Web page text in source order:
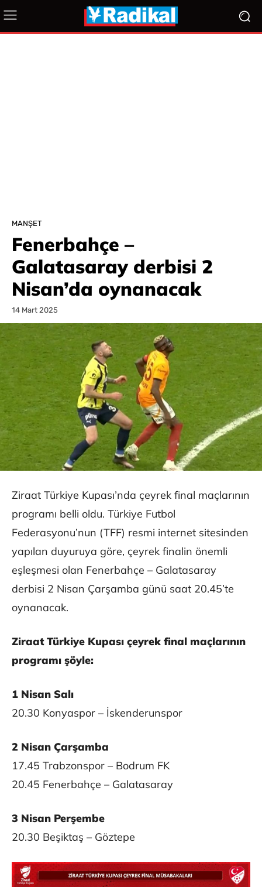
MANŞET
Fenerbahçe –
Galatasaray derbisi 2
Nisan’da oynanacak
14 Mart 2025
Ziraat Türkiye Kupası’nda çeyrek final maçlarının
programı belli oldu. Türkiye Futbol
Federasyonu’nun (TFF) resmi internet sitesinden
yapılan duyuruya göre, çeyrek finalin önemli
eşleşmesi olan Fenerbahçe – Galatasaray
derbisi 2 Nisan Çarşamba günü saat 20.45’te
oynanacak.
Ziraat Türkiye Kupası çeyrek final maçlarının
programı şöyle:
1 Nisan Salı
20.30 Konyaspor – İskenderunspor
2 Nisan Çarşamba
17.45 Trabzonspor – Bodrum FK
20.45 Fenerbahçe – Galatasaray
3 Nisan Perşembe
20.30 Beşiktaş – Göztepe